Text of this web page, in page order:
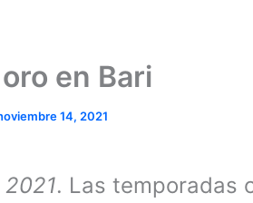
en Bari
14, 2021
2021. Las temporadas